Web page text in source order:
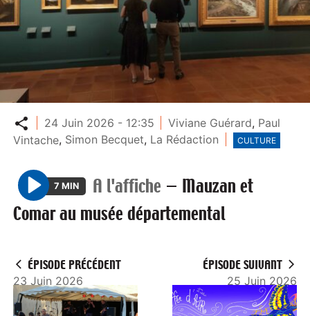
Partager
24 Juin 2026 - 12:35 Viviane Guérard, Paul
Vintache, Simon Becquet, La Rédaction CULTURE
P
l
7 MIN A l'affiche — Mauzan et
Comar au musée départemental
ÉPISODE PRÉCÉDENT
23 Juin 2026
ÉPISODE SUIVANT
25 Juin 2026